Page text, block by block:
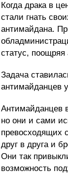
Когда драка в
стали гнать
антимайдана.
статус, поощряя
Задача
антимайданцев
Антимайданцев
но они и сами
превосходящих
друг в друга и
Они так
возможность